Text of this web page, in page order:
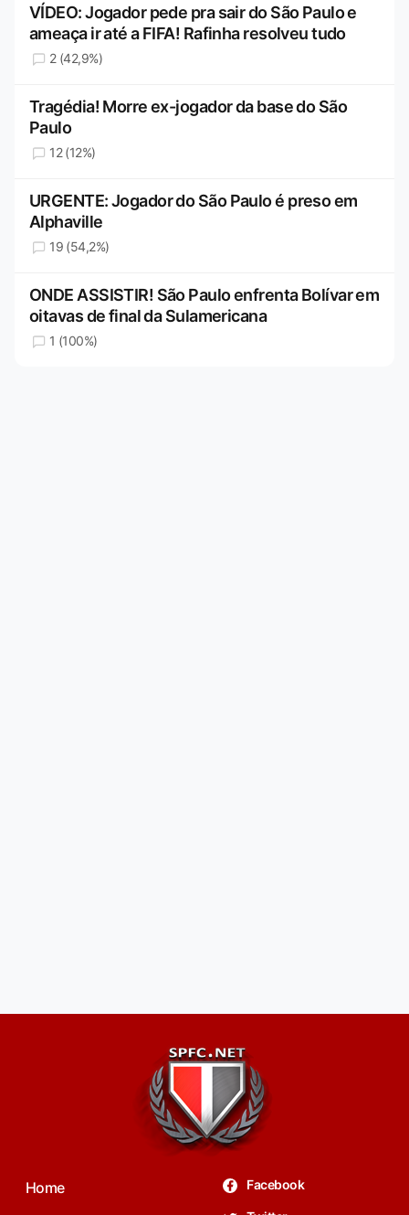
VÍDEO: Jogador pede pra sair do São Paulo e
ameaça ir até a FIFA! Rafinha resolveu tudo
2 (42,9%)
Tragédia! Morre ex-jogador da base do São
Paulo
12 (12%)
URGENTE: Jogador do São Paulo é preso em
Alphaville
19 (54,2%)
ONDE ASSISTIR! São Paulo enfrenta Bolívar em
oitavas de final da Sulamericana
1 (100%)
Home Facebook